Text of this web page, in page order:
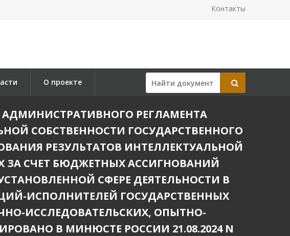
Контакты
О проекте
АДМИНИСТРАТИВНОГО РЕГЛАМЕНТА
СОБСТВЕННОСТИ ГОСУДАРСТВЕННОГО
РЕЗУЛЬТАТОВ ИНТЕЛЛЕКТУАЛЬНОЙ
ЗА СЧЕТ БЮДЖЕТНЫХ АССИГНОВАНИЙ
СФЕРЕ ДЕЯТЕЛЬНОСТИ В
ИСПОЛНИТЕЛЕЙ ГОСУДАРСТВЕННЫХ
ИССЛЕДОВАТЕЛЬСКИХ, ОПЫТНО-
В МИНЮСТЕ РОССИИ 21.08.2024 N